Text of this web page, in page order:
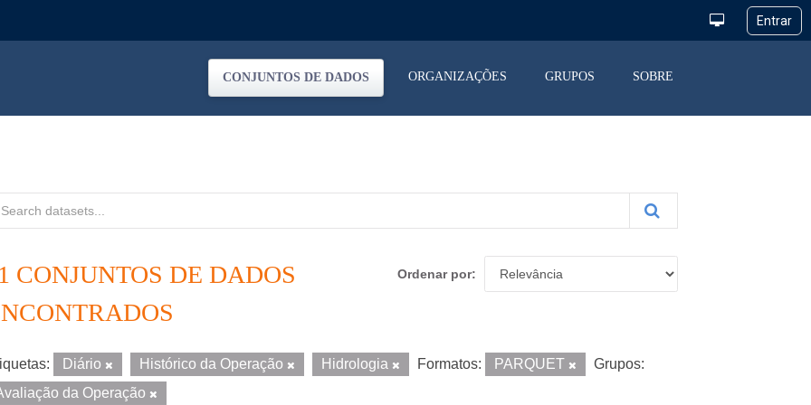
CONJUNTOS DE DADOS ORGANIZAÇÕES GRUPOS SOBRE
Ordenar por
CONJUNTOS DE DADOS
Diário Histórico da Operação Hidrologia Formatos: PARQUET
Grupos:
da Operação